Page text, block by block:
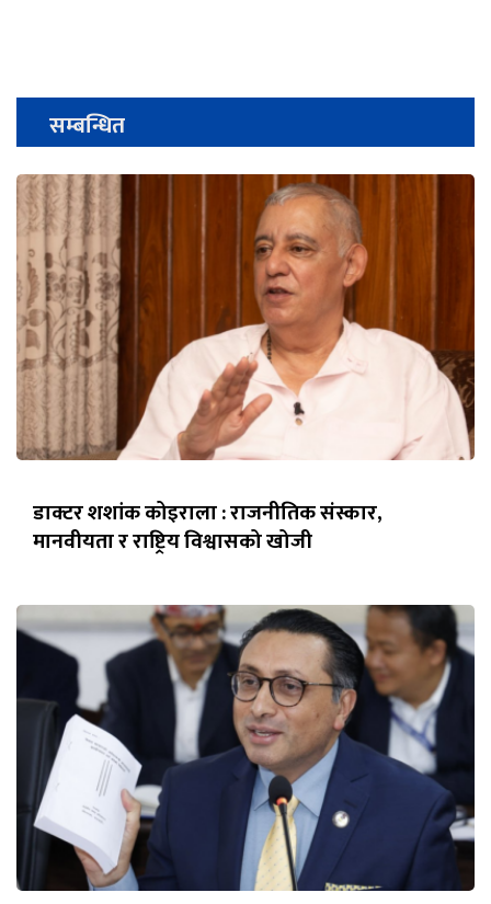
सम्बन्धित
डाक्टर शशांक कोइराला : राजनीतिक संस्कार,
मानवीयता र राष्ट्रिय विश्वासको खोजी